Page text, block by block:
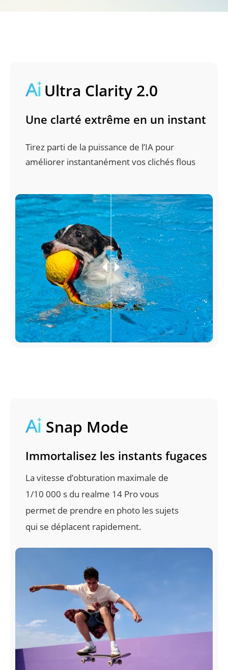
La vitesse d’obturation maximale de
1/10 000 s du realme 14 Pro vous
permet de prendre en photo les sujets
qui se déplacent rapidement.
Immortalisez les instants fugaces
Snap Mode
Tirez parti de la puissance de l’IA pour
améliorer instantanément vos clichés flous
Une clarté extrême en un instant
Ultra Clarity 2.0